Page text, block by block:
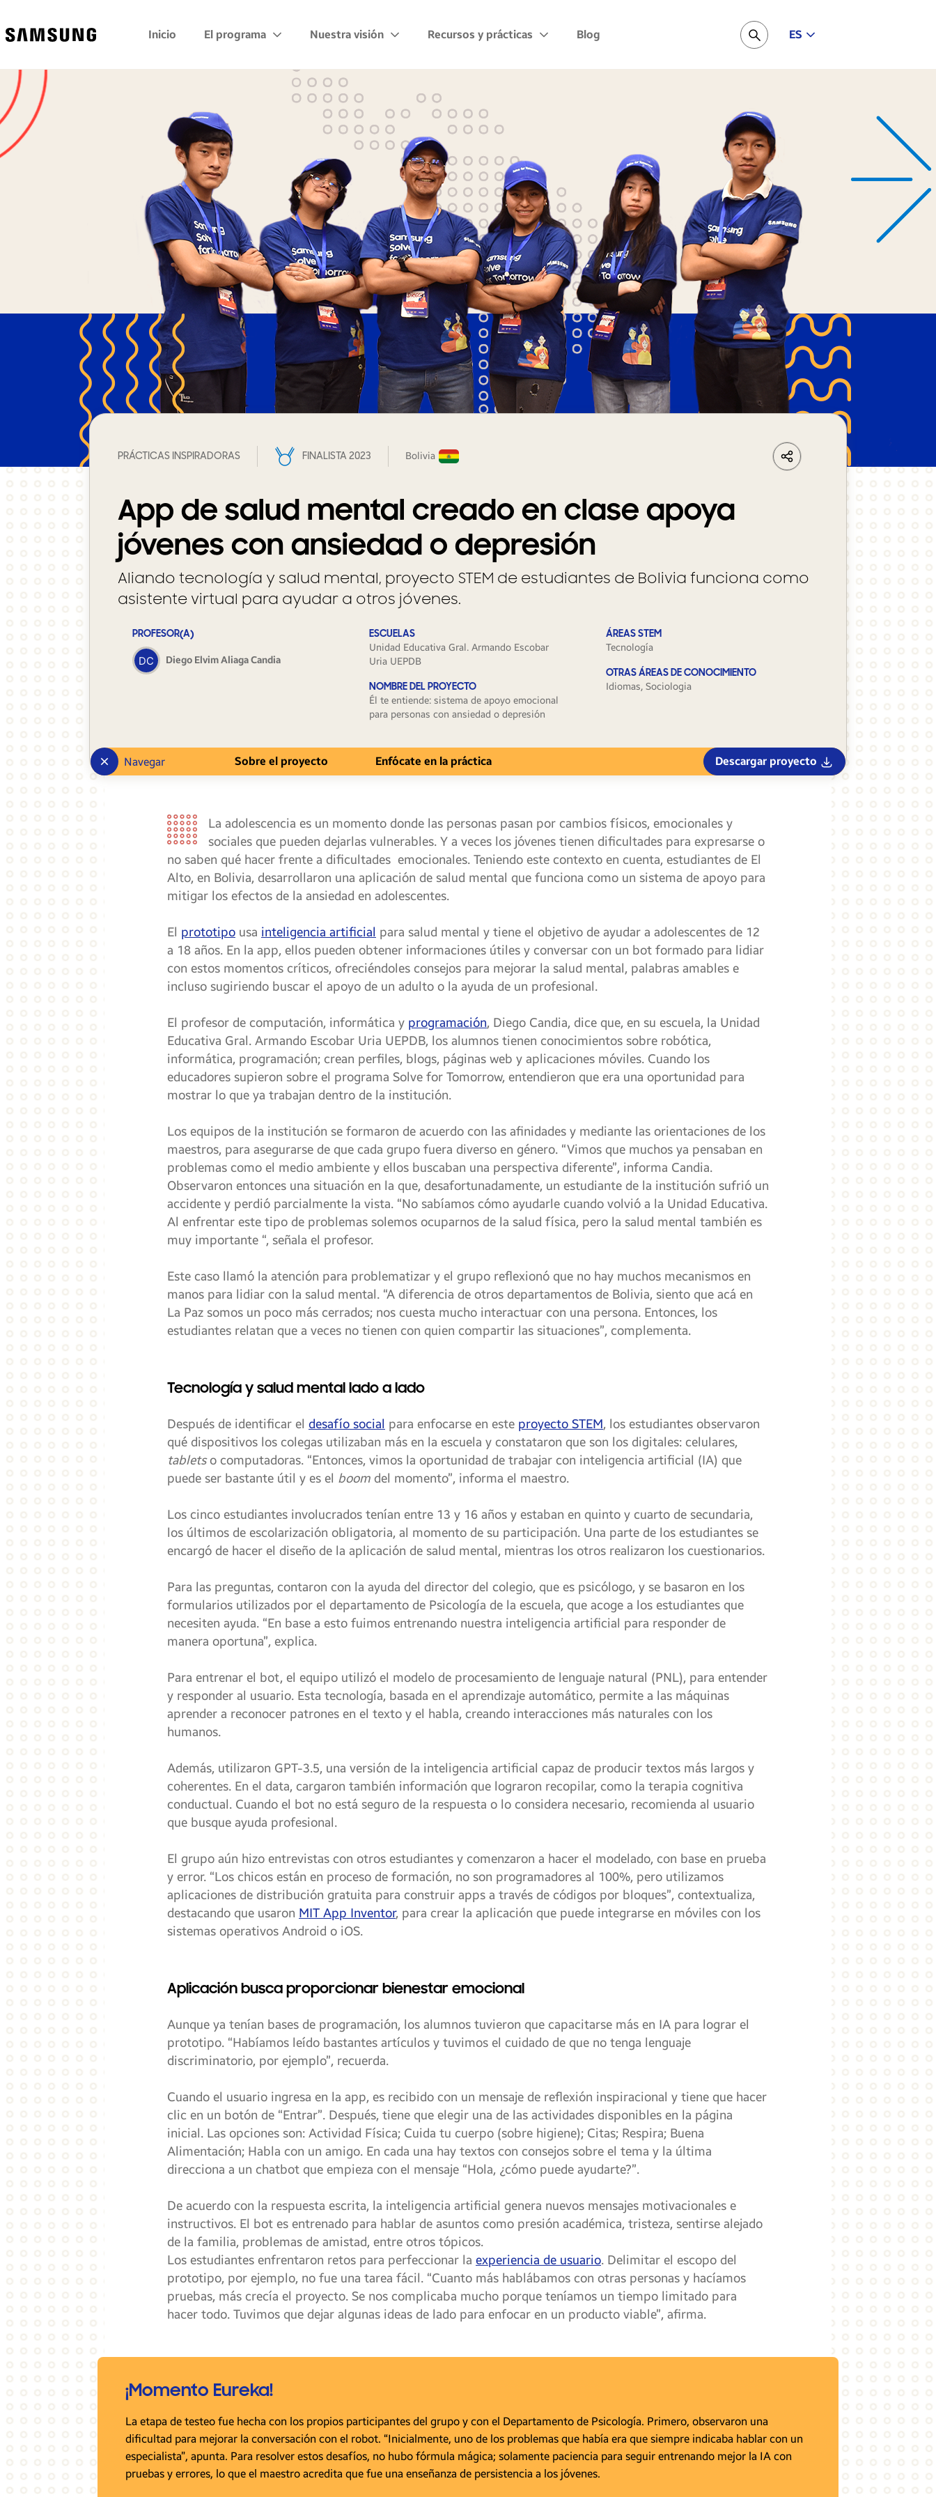
Samsung Inicio El programa Nuestra visión Recursos y prácticas Blog Pesquisar ES
PRÁCTICAS INSPIRADORAS FINALISTA 2023 Bolivia LinkedIn
Share
App de salud mental creado en clase apoya
jóvenes con ansiedad o depresión
Aliando tecnología y salud mental, proyecto STEM de estudiantes de Bolivia funciona como
asistente virtual para ayudar a otros jóvenes.
PROFESOR(A)
Diego Elvim Aliaga Candia
ESCUELAS
Unidad Educativa Gral. Armando Escobar
Uria UEPDB
NOMBRE DEL PROYECTO
Él te entiende: sistema de apoyo emocional
para personas con ansiedad o depresión
ÁREAS STEM
Tecnología
OTRAS ÁREAS DE CONOCIMIENTO
Idiomas, Sociologia
Navegar Sobre el proyecto Enfócate en la práctica Descargar proyecto
La adolescencia es un momento donde las personas pasan por cambios físicos, emocionales y
sociales que pueden dejarlas vulnerables. Y a veces los jóvenes tienen dificultades para expresarse o
no saben qué hacer frente a dificultades emocionales. Teniendo este contexto en cuenta, estudiantes de El
Alto, en Bolivia, desarrollaron una aplicación de salud mental que funciona como un sistema de apoyo para
mitigar los efectos de la ansiedad en adolescentes.
El prototipo usa inteligencia artificial para salud mental y tiene el objetivo de ayudar a adolescentes de 12
a 18 años. En la app, ellos pueden obtener informaciones útiles y conversar con un bot formado para lidiar
con estos momentos críticos, ofreciéndoles consejos para mejorar la salud mental, palabras amables e
incluso sugiriendo buscar el apoyo de un adulto o la ayuda de un profesional.
El profesor de computación, informática y programación, Diego Candia, dice que, en su escuela, la Unidad
Educativa Gral. Armando Escobar Uria UEPDB, los alumnos tienen conocimientos sobre robótica,
informática, programación; crean perfiles, blogs, páginas web y aplicaciones móviles. Cuando los
educadores supieron sobre el programa Solve for Tomorrow, entendieron que era una oportunidad para
mostrar lo que ya trabajan dentro de la institución.
Los equipos de la institución se formaron de acuerdo con las afinidades y mediante las orientaciones de los
maestros, para asegurarse de que cada grupo fuera diverso en género. “Vimos que muchos ya pensaban en
problemas como el medio ambiente y ellos buscaban una perspectiva diferente”, informa Candia.
Observaron entonces una situación en la que, desafortunadamente, un estudiante de la institución sufrió un
accidente y perdió parcialmente la vista. “No sabíamos cómo ayudarle cuando volvió a la Unidad Educativa.
Al enfrentar este tipo de problemas solemos ocuparnos de la salud física, pero la salud mental también es
muy importante “, señala el profesor.
Este caso llamó la atención para problematizar y el grupo reflexionó que no hay muchos mecanismos en
manos para lidiar con la salud mental. “A diferencia de otros departamentos de Bolivia, siento que acá en
La Paz somos un poco más cerrados; nos cuesta mucho interactuar con una persona. Entonces, los
estudiantes relatan que a veces no tienen con quien compartir las situaciones”, complementa.
Tecnología y salud mental lado a lado
Después de identificar el desafío social para enfocarse en este proyecto STEM, los estudiantes observaron
qué dispositivos los colegas utilizaban más en la escuela y constataron que son los digitales: celulares,
tabletso computadoras. “Entonces, vimos la oportunidad de trabajar con inteligencia artificial (IA) que
puede ser bastante útil y es el boom del momento”, informa el maestro.
Los cinco estudiantes involucrados tenían entre 13 y 16 años y estaban en quinto y cuarto de secundaria,
los últimos de escolarización obligatoria, al momento de su participación. Una parte de los estudiantes se
encargó de hacer el diseño de la aplicación de salud mental, mientras los otros realizaron los cuestionarios.
Para las preguntas, contaron con la ayuda del director del colegio, que es psicólogo, y se basaron en los
formularios utilizados por el departamento de Psicología de la escuela, que acoge a los estudiantes que
necesiten ayuda. “En base a esto fuimos entrenando nuestra inteligencia artificial para responder de
manera oportuna”, explica.
Para entrenar el bot, el equipo utilizó el modelo de procesamiento de lenguaje natural (PNL), para entender
y responder al usuario. Esta tecnología, basada en el aprendizaje automático, permite a las máquinas
aprender a reconocer patrones en el texto y el habla, creando interacciones más naturales con los
humanos.
Además, utilizaron GPT-3.5, una versión de la inteligencia artificial capaz de producir textos más largos y
coherentes. En el data, cargaron también información que lograron recopilar, como la terapia cognitiva
conductual. Cuando el bot no está seguro de la respuesta o lo considera necesario, recomienda al usuario
que busque ayuda profesional.
El grupo aún hizo entrevistas con otros estudiantes y comenzaron a hacer el modelado, con base en prueba
y error. “Los chicos están en proceso de formación, no son programadores al 100%, pero utilizamos
aplicaciones de distribución gratuita para construir apps a través de códigos por bloques”, contextualiza,
destacando que usaron MIT App Inventor, para crear la aplicación que puede integrarse en móviles con los
sistemas operativos Android o iOS.
Aplicación busca proporcionar bienestar emocional
Aunque ya tenían bases de programación, los alumnos tuvieron que capacitarse más en IA para lograr el
prototipo. “Habíamos leído bastantes artículos y tuvimos el cuidado de que no tenga lenguaje
discriminatorio, por ejemplo”, recuerda.
Cuando el usuario ingresa en la app, es recibido con un mensaje de reflexión inspiracional y tiene que hacer
clic en un botón de “Entrar”. Después, tiene que elegir una de las actividades disponibles en la página
inicial. Las opciones son: Actividad Física; Cuida tu cuerpo (sobre higiene); Citas; Respira; Buena
Alimentación; Habla con un amigo. En cada una hay textos con consejos sobre el tema y la última
direcciona a un chatbot que empieza con el mensaje “Hola, ¿cómo puede ayudarte?”.
De acuerdo con la respuesta escrita, la inteligencia artificial genera nuevos mensajes motivacionales e
instructivos. El bot es entrenado para hablar de asuntos como presión académica, tristeza, sentirse alejado
de la familia, problemas de amistad, entre otros tópicos.
Los estudiantes enfrentaron retos para perfeccionar la experiencia de usuario. Delimitar el escopo del
prototipo, por ejemplo, no fue una tarea fácil. “Cuanto más hablábamos con otras personas y hacíamos
pruebas, más crecía el proyecto. Se nos complicaba mucho porque teníamos un tiempo limitado para
hacer todo. Tuvimos que dejar algunas ideas de lado para enfocar en un producto viable”, afirma.
¡Momento Eureka!
La etapa de testeo fue hecha con los propios participantes del grupo y con el Departamento de Psicología. Primero, observaron una
dificultad para mejorar la conversación con el robot. “Inicialmente, uno de los problemas que había era que siempre indicaba hablar con un
especialista”, apunta. Para resolver estos desafíos, no hubo fórmula mágica; solamente paciencia para seguir entrenando mejor la IA con
pruebas y errores, lo que el maestro acredita que fue una enseñanza de persistencia a los jóvenes.